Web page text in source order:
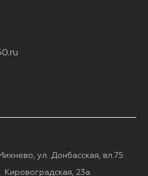
ул. Донбасская, вл.75
23а